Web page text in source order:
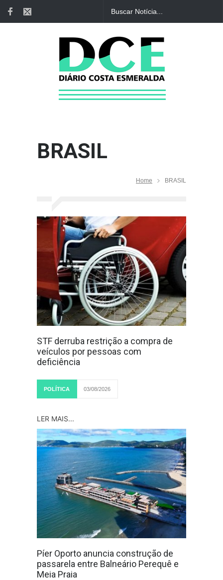
BRASIL
Home BRASIL
STF derruba restrição a compra de
veículos por pessoas com
deficiência
POLÍTICA 03/08/2026
LER MAIS...
Píer Oporto anuncia construção de
passarela entre Balneário Perequê e
Meia Praia